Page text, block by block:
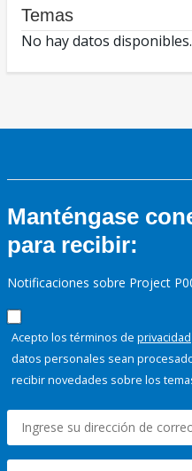
Temas
No hay datos disponibles.
Manténgase
para recibir:
Notificaciones sobre Project
Acepto los términos de privacidad
datos personales sean
recibir novedades sobre los